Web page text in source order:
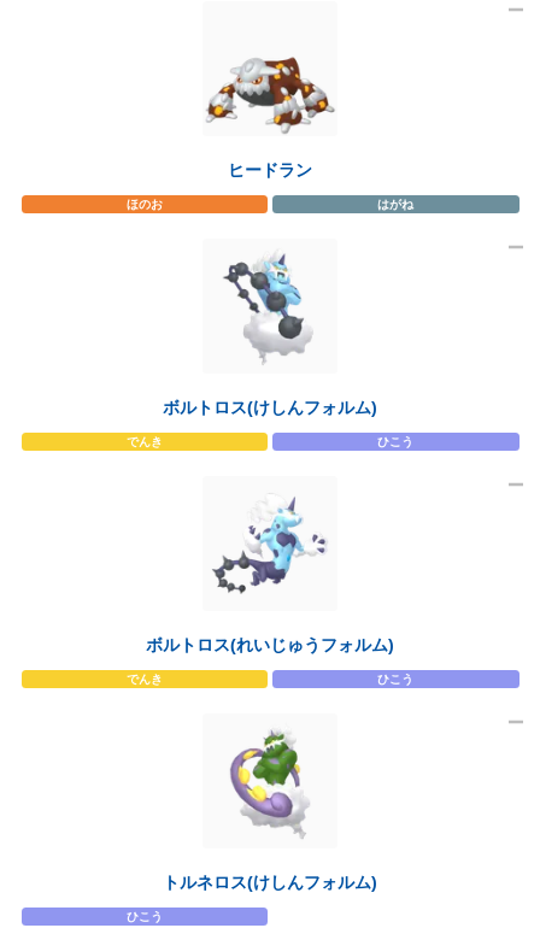
ヒードラン
ほのお はがね
ボルトロス(けしんフォルム)
でんき ひこう
ボルトロス(れいじゅうフォルム)
でんき ひこう
トルネロス(けしんフォルム)
ひこう